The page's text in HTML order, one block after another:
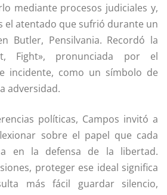
mediante procesos judiciales y,
el atentado que sufrió durante un
Butler, Pensilvania. Recordó la
Fight», pronunciada por el
incidente, como un símbolo de
adversidad.
políticas, Campos invitó a
sobre el papel que cada
en la defensa de la libertad.
proteger ese ideal significa
más fácil guardar silencio,